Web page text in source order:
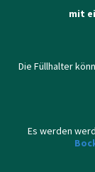
mit
Die Füllhalter
Es werden